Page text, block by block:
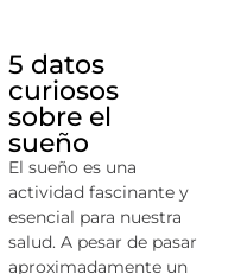
5 datos
curiosos
sobre el
sueño
El sueño es una
actividad fascinante y
esencial para nuestra
salud. A pesar de pasar
aproximadamente un